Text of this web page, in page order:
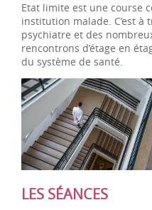
Etat limite est une course
institution malade. C’est
psychiatre et des
rencontrons d’étage en
du système de santé.
LES SÉANCES